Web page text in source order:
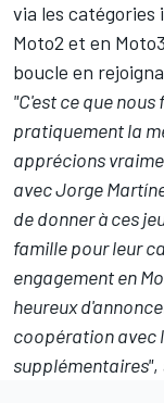
via les catégories
Moto2 et en
boucle en
"C'est ce que
pratiquement la
apprécions
avec Jorge
de donner à ces
famille pour leur
engagement en
heureux
coopération avec
supplémentaires",